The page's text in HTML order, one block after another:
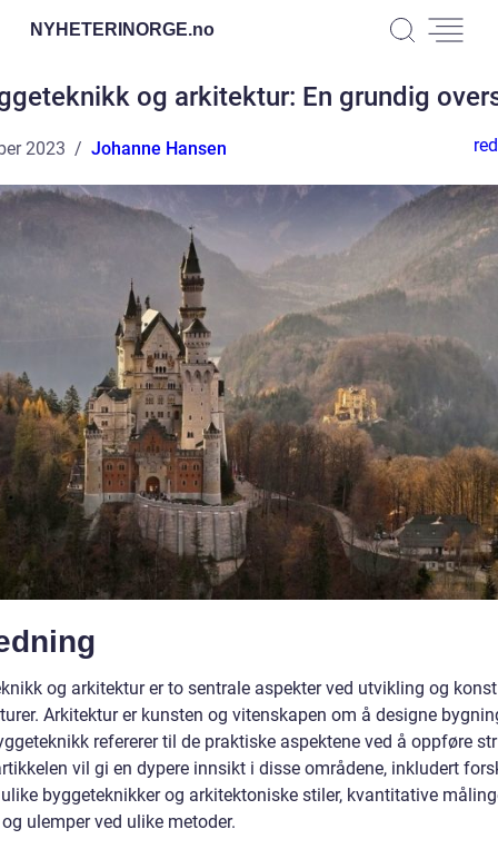
NYHETERINORGE.no
og arkitektur: En grundig
2023 Johanne Hansen
og arkitektur er to sentrale aspekter ved utvikling og
Arkitektur er kunsten og vitenskapen om å designe
refererer til de praktiske aspektene ved å oppføre
vil gi en dypere innsikt i disse områdene, inkludert
byggeteknikker og arkitektoniske stiler, kvantitative
ulemper ved ulike metoder.